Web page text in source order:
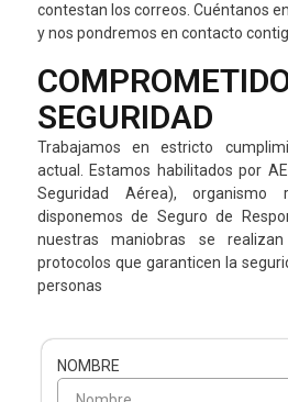
contestan los correos. Cuéntanos
y nos pondremos en contacto
SEGURIDAD
Trabajamos en estricto
actual. Estamos habilitados por
Seguridad Aérea), organismo
disponemos de Seguro de
nuestras maniobras se
protocolos que garanticen la
personas
NOMBRE